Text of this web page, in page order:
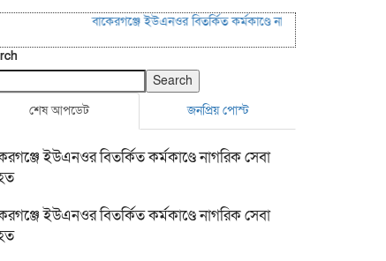
বাকেরগঞ্জে ইউএনওর বিতর্কিত কর্মকাণ্ডে নাগরিক সেবা ব্যাহত
Search
শেষ আপডেট
জনপ্রিয় পোস্ট
ইউএনওর বিতর্কিত কর্মকাণ্ডে নাগরিক সেবা
ইউএনওর বিতর্কিত কর্মকাণ্ডে নাগরিক সেবা